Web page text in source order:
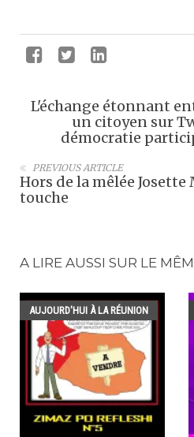
L'échange étonnant
un citoyen sur
démocratie
PREVIOUS ARTICLE
Hors de la mêlée
touche
A LIRE AUSSI SUR LE
AUJOURD'HUI À LA RÉUNION